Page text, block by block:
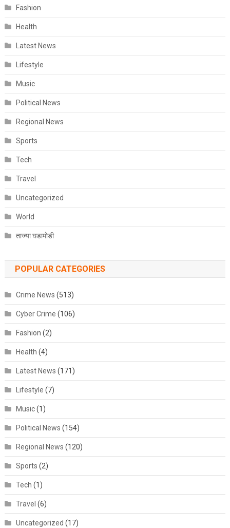
Fashion
Health
Latest News
Lifestyle
Music
Political News
Regional News
Sports
Tech
Travel
Uncategorized
World
ताज्या घडामोडी
POPULAR CATEGORIES
Crime News (513)
Cyber Crime (106)
Fashion (2)
Health (4)
Latest News (171)
Lifestyle (7)
Music(1)
Political News (154)
Regional News (120)
Sports (2)
Tech (1)
Travel (6)
Uncategorized (17)